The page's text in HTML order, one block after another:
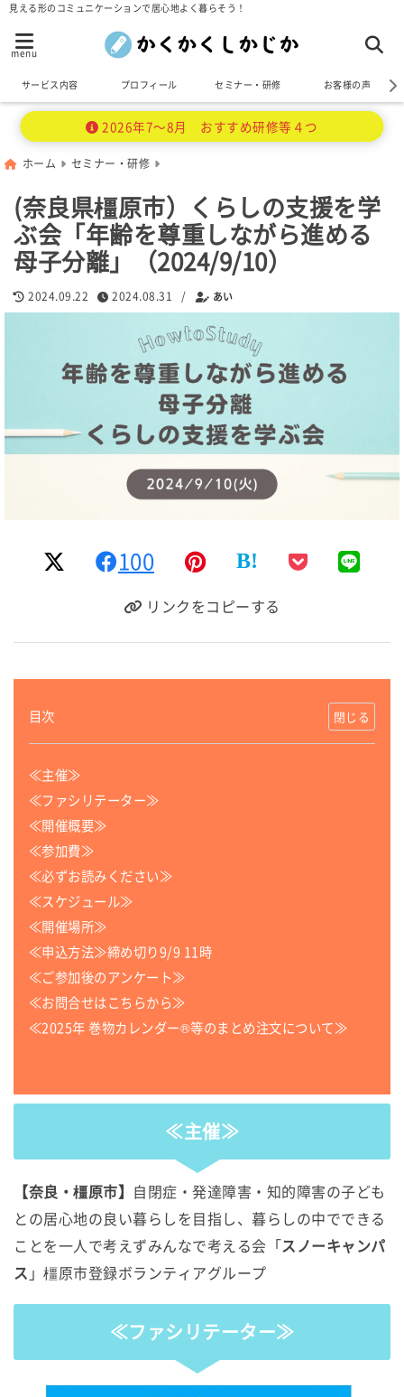
見える形のコミュニケーションで居心地よく暮らそう！
menu
サービス内容 プロフィール セミナー・研修 お客様の声
2026年7～8月 おすすめ研修等４つ
ホーム セミナー・研修
(奈良県橿原市）くらしの支援を学
ぶ会「年齢を尊重しながら進める
母子分離」（2024/9/10）
2024.09.22 2024.08.31 / あい
100 B!
リンクをコピーする
目次
≪主催≫
≪ファシリテーター≫
≪開催概要≫
≪参加費≫
≪必ずお読みください≫
≪スケジュール≫
≪開催場所≫
≪申込方法≫締め切り9/9 11時
≪ご参加後のアンケート≫
≪お問合せはこちらから≫
≪2025年 巻物カレンダー®等のまとめ注文について≫
≪主催≫
【奈良・橿原市】 自閉症・発達障害・知的障害の子ども
との居心地の良い暮らしを目指し、暮らしの中でできる
ことを一人で考えずみんなで考える会「スノーキャンパ
ス 」橿原市登録ボランティアグループ
≪ファシリテーター≫